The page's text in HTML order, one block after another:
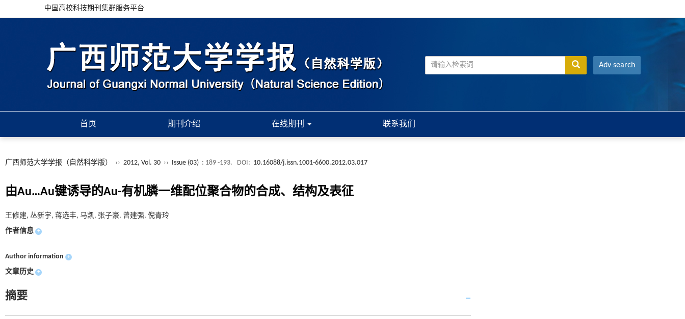
中国高校科技期刊集群服务平台
Adv search
首页 期刊介绍 在线期刊 联系我们
广西师范大学学报（自然科学版） ›› 2012, Vol. 30 ›› Issue (03) : 189 -193. DOI: 10.16088/j.issn.1001-6600.2012.03.017
由Au…Au键诱导的Au-有机膦一维配位聚合物的合成、结构及表征
王修建, 丛新宇, 蒋选丰, 马凯, 张子豪, 曾建强, 倪青玲
作者信息 +
Author information +
文章历史 +
摘要